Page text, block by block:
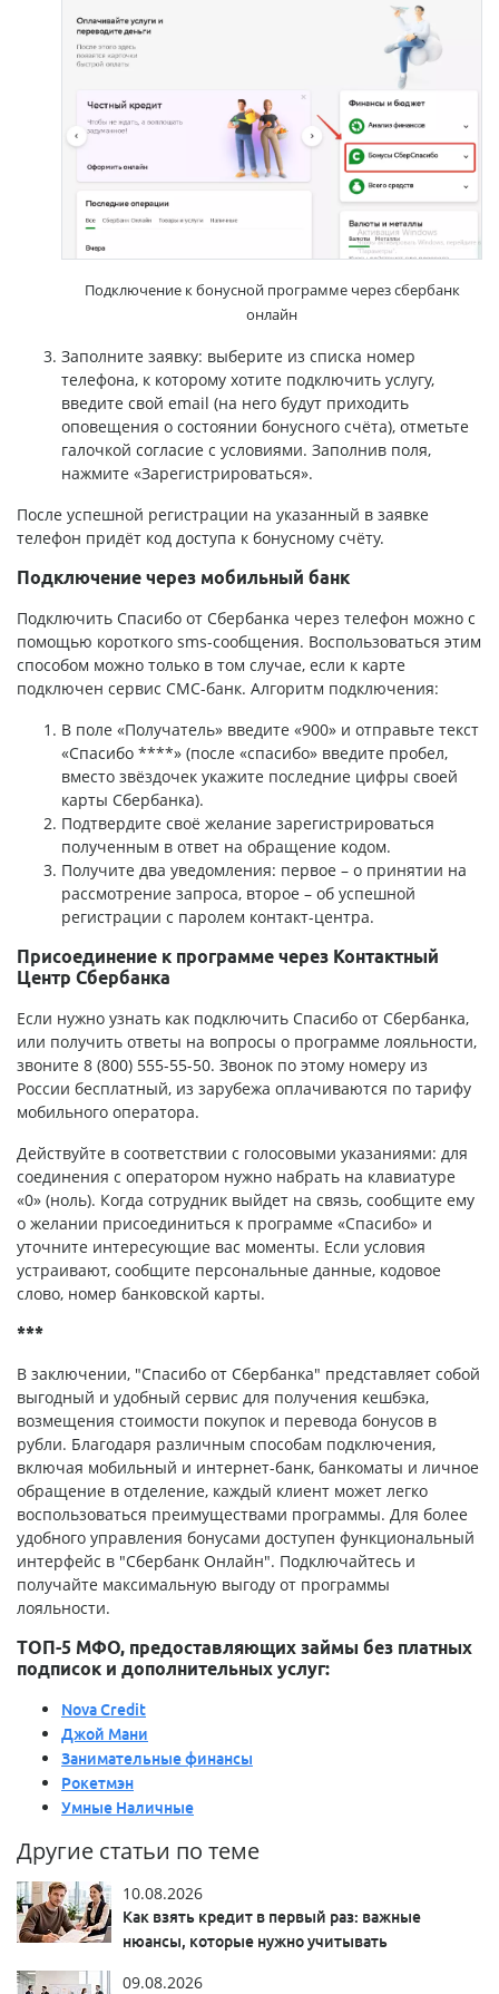
Подключение к бонусной программе через сбербанк
онлайн
Заполните заявку: выберите из списка номер
телефона, к которому хотите подключить услугу,
введите свой email (на него будут приходить
оповещения о состоянии бонусного счёта), отметьте
галочкой согласие с условиями. Заполнив поля,
нажмите «Зарегистрироваться».
После успешной регистрации на указанный в заявке
телефон придёт код доступа к бонусному счёту.
Подключение через мобильный банк
Подключить Спасибо от Сбербанка через телефон можно с
помощью короткого sms-сообщения. Воспользоваться этим
способом можно только в том случае, если к карте
подключен сервис СМС-банк. Алгоритм подключения:
В поле «Получатель» введите «900» и отправьте текст
«Спасибо ****» (после «спасибо» введите пробел,
вместо звёздочек укажите последние цифры своей
карты Сбербанка).
Подтвердите своё желание зарегистрироваться
полученным в ответ на обращение кодом.
Получите два уведомления: первое – о принятии на
рассмотрение запроса, второе – об успешной
регистрации с паролем контакт-центра.
Присоединение к программе через Контактный
Центр Сбербанка
Если нужно узнать как подключить Спасибо от Сбербанка,
или получить ответы на вопросы о программе лояльности,
звоните 8 (800) 555-55-50. Звонок по этому номеру из
России бесплатный, из зарубежа оплачиваются по тарифу
мобильного оператора.
Действуйте в соответствии с голосовыми указаниями: для
соединения с оператором нужно набрать на клавиатуре
«0» (ноль). Когда сотрудник выйдет на связь, сообщите ему
о желании присоединиться к программе «Спасибо» и
уточните интересующие вас моменты. Если условия
устраивают, сообщите персональные данные, кодовое
слово, номер банковской карты.
***
В заключении, "Спасибо от Сбербанка" представляет собой
выгодный и удобный сервис для получения кешбэка,
возмещения стоимости покупок и перевода бонусов в
рубли. Благодаря различным способам подключения,
включая мобильный и интернет-банк, банкоматы и личное
обращение в отделение, каждый клиент может легко
воспользоваться преимуществами программы. Для более
удобного управления бонусами доступен функциональный
интерфейс в "Сбербанк Онлайн". Подключайтесь и
получайте максимальную выгоду от программы
лояльности.
ТОП-5 МФО, предоставляющих займы без платных
подписок и дополнительных услуг:
Nova Credit
Джой Мани
Занимательные финансы
Рокетмэн
Умные Наличные
Другие статьи по теме
10.08.2026
Как взять кредит в первый раз: важные
нюансы, которые нужно учитывать
09.08.2026